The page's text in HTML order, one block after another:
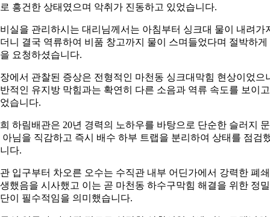
흥건한 상태였으며 악취가 진동하고 있었습니다.
실을 관리하시는 대리님께서는 아침부터 싱크대 물이 내려가
니 결국 역류하여 비품 창고까지 물이 스며들었다며 절박하게
요청하셨습니다.
에서 관찰된 증상은 전형적인 마천동 싱크대막힘 현상이었으
적인 유지방 막힘과는 확연히 다른 소음과 역류 속도를 보이고
습니다.
하림배관은 20년 경력의 노하우를 바탕으로 단순한 슬러지
아님을 직감하고 즉시 배수 하부 트랩을 분리하여 상태를 점검
다.
입구부터 차오른 오수는 수직관 내부 어딘가에서 강력한 폐
했음을 시사했고 이는 곧 마천동 하수구막힘 해결을 위한 정밀
이 필수적임을 의미했습니다.